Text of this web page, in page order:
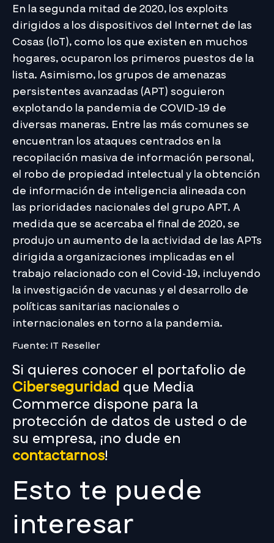
En la segunda mitad de 2020, los exploits
dirigidos a los dispositivos del Internet de las
Cosas (IoT), como los que existen en muchos
hogares, ocuparon los primeros puestos de la
lista. Asimismo, los grupos de amenazas
persistentes avanzadas (APT) soguieron
explotando la pandemia de COVID-19 de
diversas maneras. Entre las más comunes se
encuentran los ataques centrados en la
recopilación masiva de información personal,
el robo de propiedad intelectual y la obtención
de información de inteligencia alineada con
las prioridades nacionales del grupo APT. A
medida que se acercaba el final de 2020, se
produjo un aumento de la actividad de las APTs
dirigida a organizaciones implicadas en el
trabajo relacionado con el Covid-19, incluyendo
la investigación de vacunas y el desarrollo de
políticas sanitarias nacionales o
internacionales en torno a la pandemia.
Fuente: IT Reseller
Si quieres conocer el portafolio de
Ciberseguridad que Media
Commerce dispone para la
protección de datos de usted o de
su empresa, ¡no dude en
contactarnos!
Esto te puede
interesar